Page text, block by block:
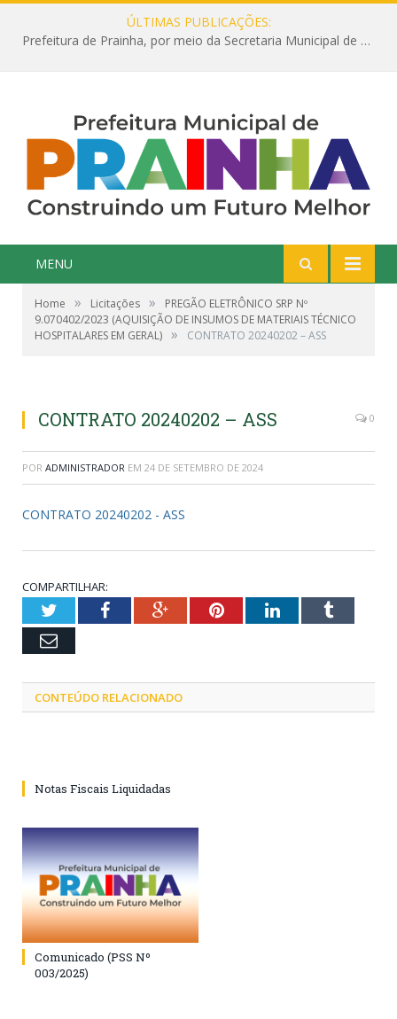
ÚLTIMAS PUBLICAÇÕES:
Prefeitura de Prainha, por meio da Secretaria Municipal de Educação, abre 354 vagas na área da Educação para 2025 com processo seletivo simplificado
MENU
Home » Licitações »
PREGÃO ELETRÔNICO SRP Nº
9.070402/2023 (AQUISIÇÃO DE INSUMOS DE MATERIAIS TÉCNICO
HOSPITALARES EM GERAL) » CONTRATO 20240202 – ASS
CONTRATO 20240202 – ASS 0
POR ADMINISTRADOR EM 24 DE SETEMBRO DE 2024
CONTRATO 20240202 - ASS
COMPARTILHAR:
TwitterFacebookGoogle+PinterestLinkedInTumblr
Email
CONTEÚDO RELACIONADO
Notas Fiscais Liquidadas
Comunicado (PSS Nº
003/2025)